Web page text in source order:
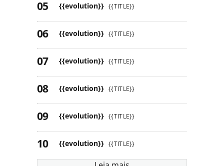
{{evolution}} {{TITLE}}
{{evolution}} {{TITLE}}
{{evolution}} {{TITLE}}
{{evolution}} {{TITLE}}
{{evolution}} {{TITLE}}
{{evolution}} {{TITLE}}